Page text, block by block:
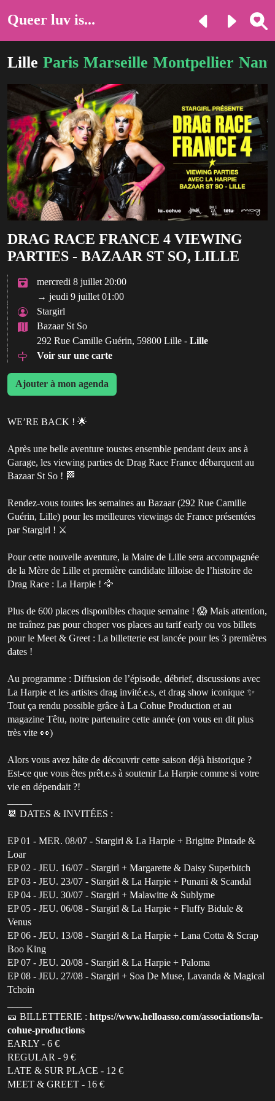
Queer luv is...
Lille Paris Marseille Montpellier
DRAG RACE FRANCE 4 VIEWING
PARTIES - BAZAAR ST SO, LILLE
mercredi 8 juillet 20:00
→ jeudi 9 juillet 01:00
Stargirl
Bazaar St So
292 Rue Camille Guérin, 59800 Lille - Lille
Voir sur une carte
Ajouter à mon agenda
WE’RE BACK ! 🌟
Après une belle aventure toustes ensemble pendant deux ans à
Garage, les viewing parties de Drag Race France débarquent au
Bazaar St So ! 🏁
Rendez-vous toutes les semaines au Bazaar (292 Rue Camille
Guérin, Lille) pour les meilleures viewings de France présentées
par Stargirl ! ⚔️
Pour cette nouvelle aventure, la Maire de Lille sera accompagnée
de la Mère de Lille et première candidate lilloise de l’histoire de
Drag Race : La Harpie ! 🦅
Plus de 600 places disponibles chaque semaine ! 😱 Mais attention,
ne traînez pas pour choper vos places au tarif early ou vos billets
pour le Meet & Greet : La billetterie est lancée pour les 3 premières
dates !
Au programme : Diffusion de l’épisode, débrief, discussions avec
La Harpie et les artistes drag invité.e.s, et drag show iconique ✨
Tout ça rendu possible grâce à La Cohue Production et au
magazine Têtu, notre partenaire cette année (on vous en dit plus
très vite 👀)
Alors vous avez hâte de découvrir cette saison déjà historique ?
Est-ce que vous êtes prêt.e.s à soutenir La Harpie comme si votre
vie en dépendait ?!
📆 DATES & INVITÉES :
EP 01 - MER. 08/07 - Stargirl & La Harpie + Brigitte Pintade &
Loar
EP 02 - JEU. 16/07 - Stargirl + Margarette & Daisy Superbitch
EP 03 - JEU. 23/07 - Stargirl & La Harpie + Punani & Scandal
EP 04 - JEU. 30/07 - Stargirl + Malawitte & Sublyme
EP 05 - JEU. 06/08 - Stargirl & La Harpie + Fluffy Bidule &
Venus
EP 06 - JEU. 13/08 - Stargirl & La Harpie + Lana Cotta & Scrap
Boo King
EP 07 - JEU. 20/08 - Stargirl & La Harpie + Paloma
EP 08 - JEU. 27/08 - Stargirl + Soa De Muse, Lavanda & Magical
Tchoin
🎫 BILLETTERIE : https://www.helloasso.com/associations/la-
cohue-productions
EARLY - 6 €
REGULAR - 9 €
LATE & SUR PLACE - 12 €
MEET & GREET - 16 €